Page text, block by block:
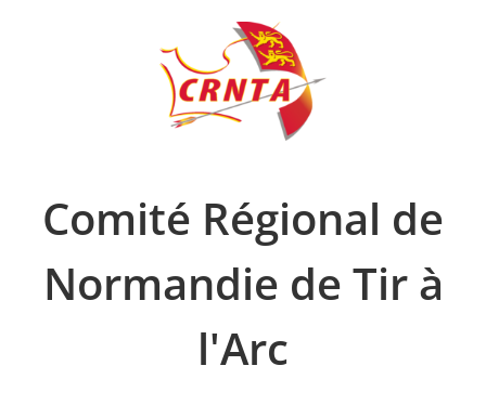
Comité Régional de
Normandie de Tir à
l'Arc